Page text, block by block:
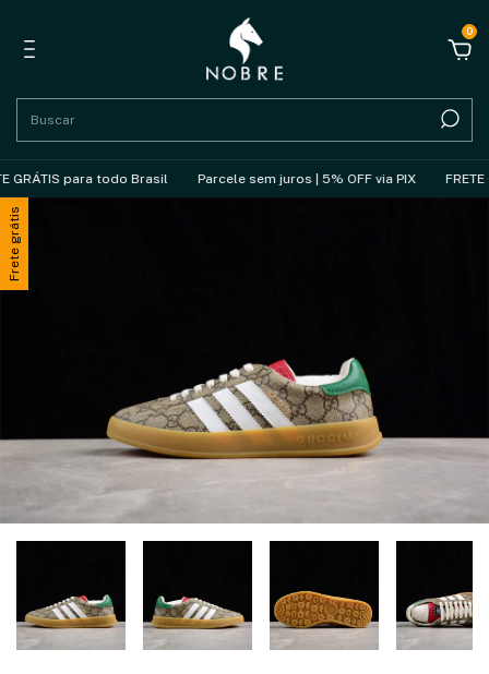
0
para todo Brasil Parcele sem juros | 5% OFF via PIX FRETE
Frete grátis